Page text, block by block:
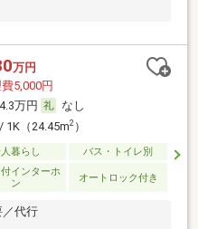
万円
5,000円
4.3万円
なし
1K（24.45m2）
暮らし バス・トイレ別
インターホ
ン
オートロック付き
／代行